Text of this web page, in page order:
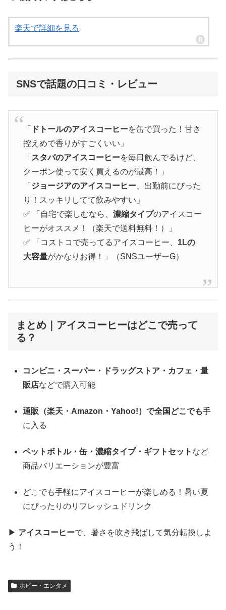
楽天で詳細を見る
SNSで話題の口コミ・レビュー
「 ドトールのアイスコーヒーを缶で買った！甘さ
控えめで香りがすごくいい」
「 スタバのアイスコーヒーを毎日飲んでるけど、
クーポン使って安く買えるのが最高！」
「 ジョージアのアイスコーヒー、出勤前にぴった
り！スッキリしてて飲みやすい」
✅ 「自宅で楽しむなら、 濃縮タイプのアイスコー
ヒーがオススメ！（楽天で送料無料！）」
✅ 「コストコで売ってるアイスコーヒー、 1Lの
大容量がかなりお得！」（SNSユーザーG）
まとめ｜アイスコーヒーはどこで売って
る？
コンビニ・スーパー・ドラッグストア・カフェ・量
販店などで購入可能
通販（楽天・Amazon・Yahoo!）で全国どこでも手
に入る
ペットボトル・缶・濃縮タイプ・ギフトセット など
商品バリエーションが豊富
どこでも手軽にアイスコーヒーが楽しめる！暑い夏
にぴったりのリフレッシュドリンク
▶ アイスコーヒーで、暑さを吹き飛ばして気分転換しよ
う！
ホビー・エンタメ